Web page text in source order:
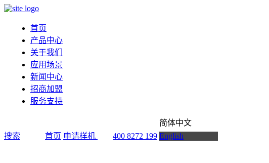
首页
产品中心
关于我们
应用场景
新闻中心
招商加盟
服务支持
搜索 首页 申请样机 400 8272 199
简体中文
English